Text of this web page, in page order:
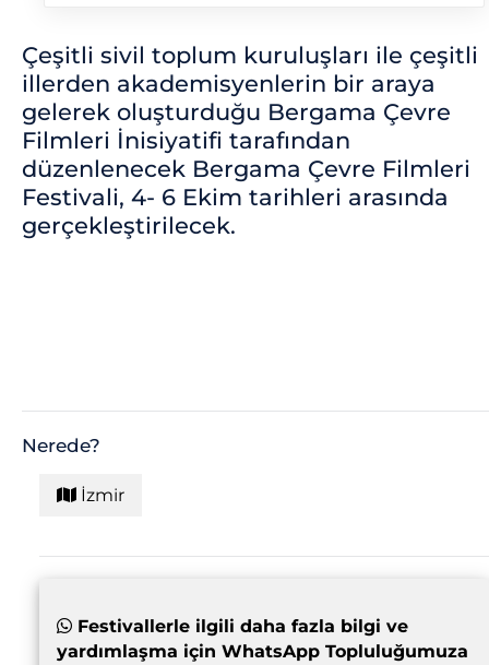
Çeşitli sivil toplum kuruluşları ile çeşitli
illerden akademisyenlerin bir araya
gelerek oluşturduğu Bergama Çevre
Filmleri İnisiyatifi tarafından
düzenlenecek Bergama Çevre Filmleri
Festivali, 4- 6 Ekim tarihleri arasında
gerçekleştirilecek.
Nerede?
İzmir
Festivallerle ilgili daha fazla bilgi ve
yardımlaşma için WhatsApp Topluluğumuza